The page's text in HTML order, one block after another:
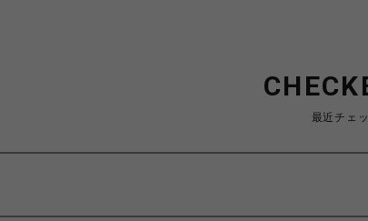
最近チェ